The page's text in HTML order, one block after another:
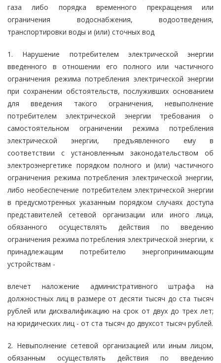
газа либо порядка временного прекращения или
ограничения водоснабжения, водоотведения,
транспортировки воды и (или) сточных вод
1. Нарушение потребителем электрической энергии
введенного в отношении его полного или частичного
ограничения режима потребления электрической энергии
при сохранении обстоятельств, послуживших основанием
для введения такого ограничения, невыполнение
потребителем электрической энергии требования о
самостоятельном ограничении режима потребления
электрической энергии, предъявленного ему в
соответствии с установленным законодательством об
электроэнергетике порядком полного и (или) частичного
ограничения режима потребления электрической энергии,
либо необеспечение потребителем электрической энергии
в предусмотренных указанным порядком случаях доступа
представителей сетевой организации или иного лица,
обязанного осуществлять действия по введению
ограничения режима потребления электрической энергии, к
принадлежащим потребителю энергопринимающим
устройствам -
влечет наложение административного штрафа на
должностных лиц в размере от десяти тысяч до ста тысяч
рублей или дисквалификацию на срок от двух до трех лет;
на юридических лиц - от ста тысяч до двухсот тысяч рублей.
2. Невыполнение сетевой организацией или иным лицом,
обязанным осуществлять действия по введению